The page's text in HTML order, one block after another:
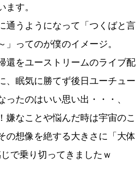
す。
通うようになって「つくばと言
」ってのが僕のイメージ。
還をユーストリームのライブ配
、眠気に勝てず後日ユーチュー
ったのはいい思い出・・・、
嫌なことや悩んだ時は宇宙のこ
の想像を絶する大きさに「大体
で乗り切ってきましたｗ